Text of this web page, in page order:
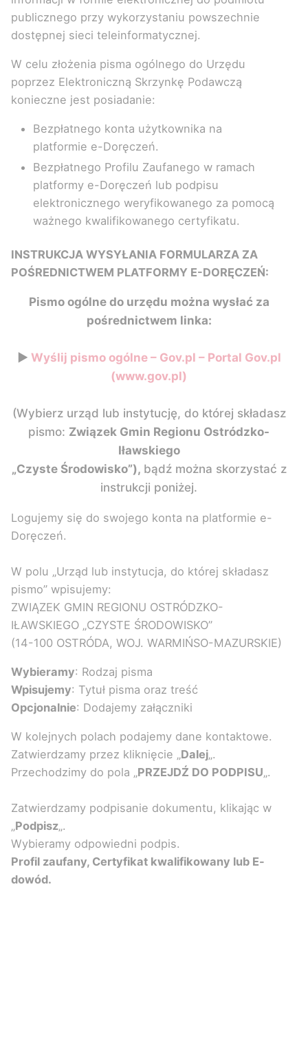
publicznego przy wykorzystaniu powszechnie
dostępnej sieci teleinformatycznej.
W celu złożenia pisma ogólnego do Urzędu
poprzez Elektroniczną Skrzynkę Podawczą
konieczne jest posiadanie:
Bezpłatnego konta użytkownika na
platformie e-Doręczeń.
Bezpłatnego Profilu Zaufanego w ramach
platformy e-Doręczeń lub podpisu
elektronicznego weryfikowanego za pomocą
ważnego kwalifikowanego certyfikatu.
INSTRUKCJA WYSYŁANIA FORMULARZA ZA
POŚREDNICTWEM PLATFORMY E-DORĘCZEŃ:
Pismo ogólne do urzędu można wysłać za
pośrednictwem linka:
► Wyślij pismo ogólne – Gov.pl – Portal Gov.pl
(www.gov.pl)
(Wybierz urząd lub instytucję, do której składasz
pismo: Związek Gmin Regionu Ostródzko-
Iławskiego
„Czyste Środowisko”), bądź można skorzystać z
instrukcji poniżej.
Logujemy się do swojego konta na platformie e-
Doręczeń.
W polu „Urząd lub instytucja, do której składasz
pismo” wpisujemy:
ZWIĄZEK GMIN REGIONU OSTRÓDZKO-
IŁAWSKIEGO „CZYSTE ŚRODOWISKO”
(14-100 OSTRÓDA, WOJ. WARMIŃSO-MAZURSKIE)
Wybieramy: Rodzaj pisma
Wpisujemy: Tytuł pisma oraz treść
Opcjonalnie: Dodajemy załączniki
W kolejnych polach podajemy dane kontaktowe.
Zatwierdzamy przez kliknięcie „Dalej„.
Przechodzimy do pola „PRZEJDŹ DO PODPISU„.
Zatwierdzamy podpisanie dokumentu, klikając w
„Podpisz„.
Wybieramy odpowiedni podpis.
Profil zaufany, Certyfikat kwalifikowany lub E-
dowód.